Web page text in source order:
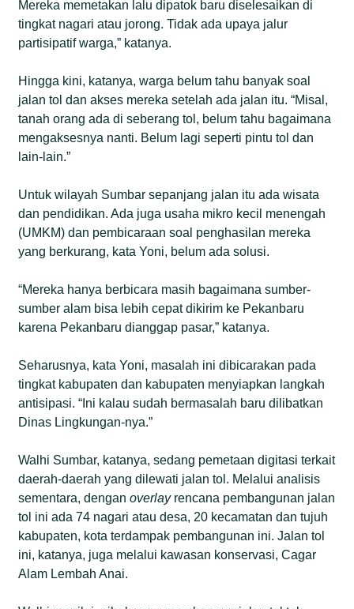
Mereka memetakan lalu dipatok baru diselesaikan di
tingkat nagari atau jorong. Tidak ada upaya jalur
partisipatif warga,” katanya.
Hingga kini, katanya, warga belum tahu banyak soal
jalan tol dan akses mereka setelah ada jalan itu. “Misal,
tanah orang ada di seberang tol, belum tahu bagaimana
mengaksesnya nanti. Belum lagi seperti pintu tol dan
lain-lain.”
Untuk wilayah Sumbar sepanjang jalan itu ada wisata
dan pendidikan. Ada juga usaha mikro kecil menengah
(UMKM) dan pembicaraan soal penghasilan mereka
yang berkurang, kata Yoni, belum ada solusi.
“Mereka hanya berbicara masih bagaimana sumber-
sumber alam bisa lebih cepat dikirim ke Pekanbaru
karena Pekanbaru dianggap pasar,” katanya.
Seharusnya, kata Yoni, masalah ini dibicarakan pada
tingkat kabupaten dan kabupaten menyiapkan langkah
antisipasi. “Ini kalau sudah bermasalah baru dilibatkan
Dinas Lingkungan-nya.”
Walhi Sumbar, katanya, sedang pemetaan digitasi terkait
daerah-daerah yang dilewati jalan tol. Melalui analisis
sementara, denganoverlay rencana pembangunan jalan
tol ini ada 74 nagari atau desa, 20 kecamatan dan tujuh
kabupaten, kota terdampak pembangunan ini. Jalan tol
ini, katanya, juga melalui kawasan konservasi, Cagar
Alam Lembah Anai.